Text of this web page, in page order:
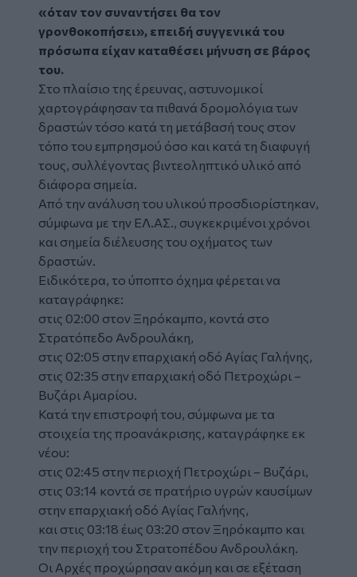
«όταν τον συναντήσει θα τον
γρονθοκοπήσει», επειδή συγγενικά του
πρόσωπα είχαν καταθέσει μήνυση σε βάρος
του.
Στο πλαίσιο της έρευνας, αστυνομικοί
χαρτογράφησαν τα πιθανά δρομολόγια των
δραστών τόσο κατά τη μετάβασή τους στον
τόπο του εμπρησμού όσο και κατά τη διαφυγή
τους, συλλέγοντας βιντεοληπτικό υλικό από
διάφορα σημεία.
Από την ανάλυση του υλικού προσδιορίστηκαν,
σύμφωνα με την ΕΛ.ΑΣ., συγκεκριμένοι χρόνοι
και σημεία διέλευσης του οχήματος των
δραστών.
Ειδικότερα, το ύποπτο όχημα φέρεται να
καταγράφηκε:
στις 02:00 στον Ξηρόκαμπο, κοντά στο
Στρατόπεδο Ανδρουλάκη,
στις 02:05 στην επαρχιακή οδό Αγίας Γαλήνης,
στις 02:35 στην επαρχιακή οδό Πετροχώρι –
Βυζάρι Αμαρίου.
Κατά την επιστροφή του, σύμφωνα με τα
στοιχεία της προανάκρισης, καταγράφηκε εκ
νέου:
στις 02:45 στην περιοχή Πετροχώρι – Βυζάρι,
στις 03:14 κοντά σε πρατήριο υγρών καυσίμων
στην επαρχιακή οδό Αγίας Γαλήνης,
και στις 03:18 έως 03:20 στον Ξηρόκαμπο και
την περιοχή του Στρατοπέδου Ανδρουλάκη.
Οι Αρχές προχώρησαν ακόμη και σε εξέταση